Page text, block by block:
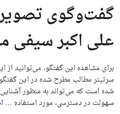
گفت‌وگوی
علی اکبر سیفی
برای مشاهده این گفتگو، می‌توانید از
سرتیتر مطالب مطرح شده در این
شده است که می‌تواند به منظور
سهولت در دسترسی، مورد استفاده …